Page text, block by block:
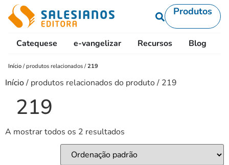
Produtos
Catequese e-vangelizar Recursos Blog
Início /produtos relacionados /219
Início/ produtos relacionados do produto / 219
219
A mostrar todos os 2 resultados